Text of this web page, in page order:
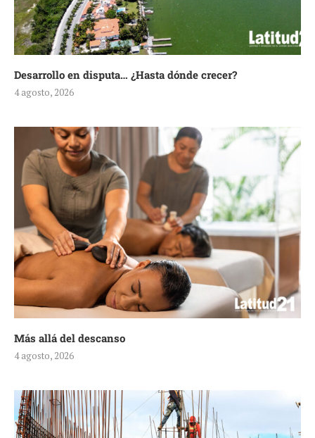
Desarrollo en disputa… ¿Hasta dónde crecer?
4 agosto, 2026
Más allá del descanso
4 agosto, 2026